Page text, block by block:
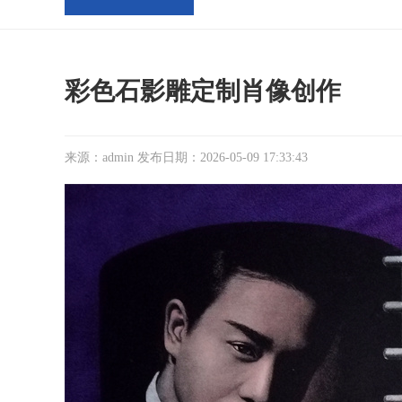
彩色石影雕定制肖像创作
来源：admin 发布日期：2026-05-09 17:33:43